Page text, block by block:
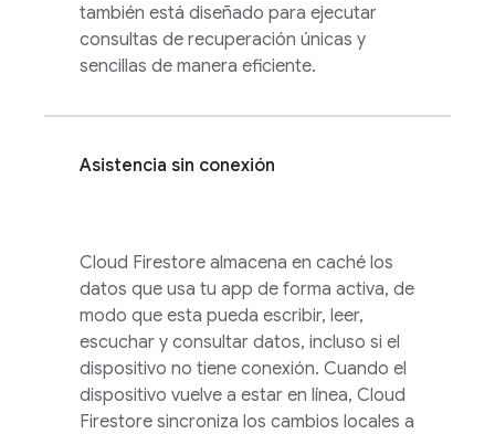
también está diseñado para ejecutar
consultas de recuperación únicas y
sencillas de manera eficiente.
Asistencia sin conexión
Cloud Firestore almacena en caché los
datos que usa tu app de forma activa, de
modo que esta pueda escribir, leer,
escuchar y consultar datos, incluso si el
dispositivo no tiene conexión. Cuando el
dispositivo vuelve a estar en línea, Cloud
Firestore sincroniza los cambios locales a